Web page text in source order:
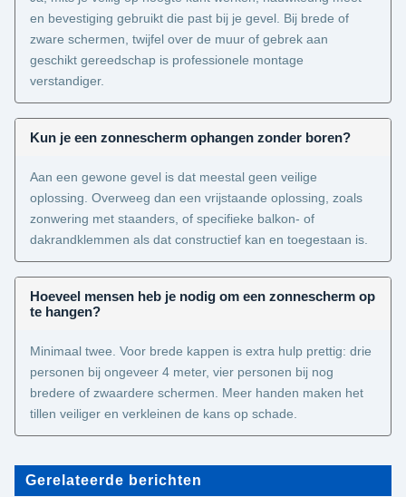
en bevestiging gebruikt die past bij je gevel. Bij brede of
zware schermen, twijfel over de muur of gebrek aan
geschikt gereedschap is professionele montage
verstandiger.
Kun je een zonnescherm ophangen zonder boren?
Aan een gewone gevel is dat meestal geen veilige
oplossing. Overweeg dan een vrijstaande oplossing, zoals
zonwering met staanders, of specifieke balkon- of
dakrandklemmen als dat constructief kan en toegestaan is.
Hoeveel mensen heb je nodig om een zonnescherm op
te hangen?
Minimaal twee. Voor brede kappen is extra hulp prettig: drie
personen bij ongeveer 4 meter, vier personen bij nog
bredere of zwaardere schermen. Meer handen maken het
tillen veiliger en verkleinen de kans op schade.
Gerelateerde berichten